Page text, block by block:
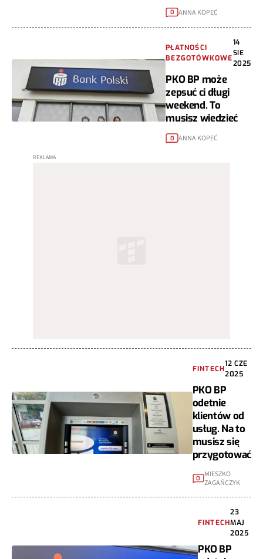
0 ANNA KOPEĆ
PŁATNOŚCI
BEZGOTÓWKOWE
14
SIE
2025
PKO BP może
zepsuć ci długi
weekend. To
musisz wiedzieć
0 ANNA KOPEĆ
FINTECH
12 CZE
2025
PKO BP
odetnie
klientów od
usług. Na to
musisz się
przygotować
0 MIESZKO
ZAGAŃCZYK
FINTECH
23
MAJ
2025
PKO BP